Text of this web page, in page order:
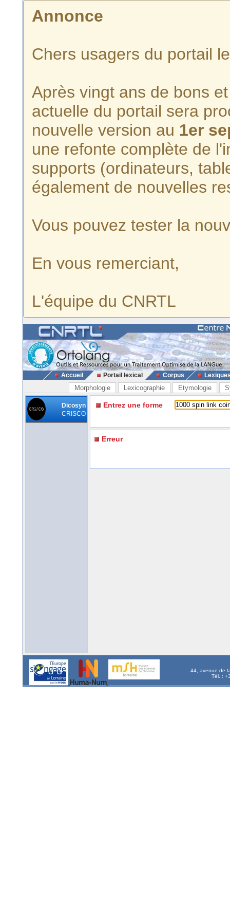
Annonce
Chers usagers du portail
Après vingt ans de bons
actuelle du portail sera
nouvelle version au 1er
une refonte complète de
supports (ordinateurs,
également de nouvelles
Vous pouvez tester la
En vous remerciant,
L'équipe du CNRTL
Accueil Portail lexical Corpus
Morphologie Lexicographie Etymologie
Dicosyn
CRISCO
Entrez une forme
Erreur
44, avenue de
Tél. :